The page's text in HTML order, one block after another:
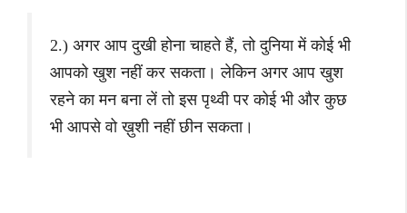
2.) अगर आप दुखी होना चाहते हैं, तो दुनिया में कोई भी
आपको खुश नहीं कर सकता। लेकिन अगर आप खुश
रहने का मन बना लें तो इस पृथ्वी पर कोई भी और कुछ
भी आपसे वो ख़ुशी नहीं छीन सकता।